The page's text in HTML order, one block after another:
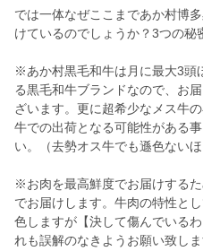
では一体なぜここまであか村博
けているのでしょうか？3つの秘
※あか村黒毛和牛は月に最大3頭
る黒毛和牛ブランドなので、お
ざいます。更に超希少なメス牛
牛での出荷となる可能性がある
い。（去勢オス牛でも遜色ない
※お肉を最高鮮度でお届けする
でお届けします。牛肉の特性と
色しますが【決して傷んでいる
れも誤解のなきようお願い致し